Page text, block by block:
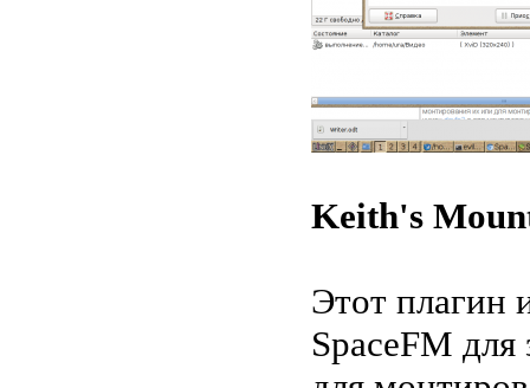
Keith's
Этот плагин
SpaceFM